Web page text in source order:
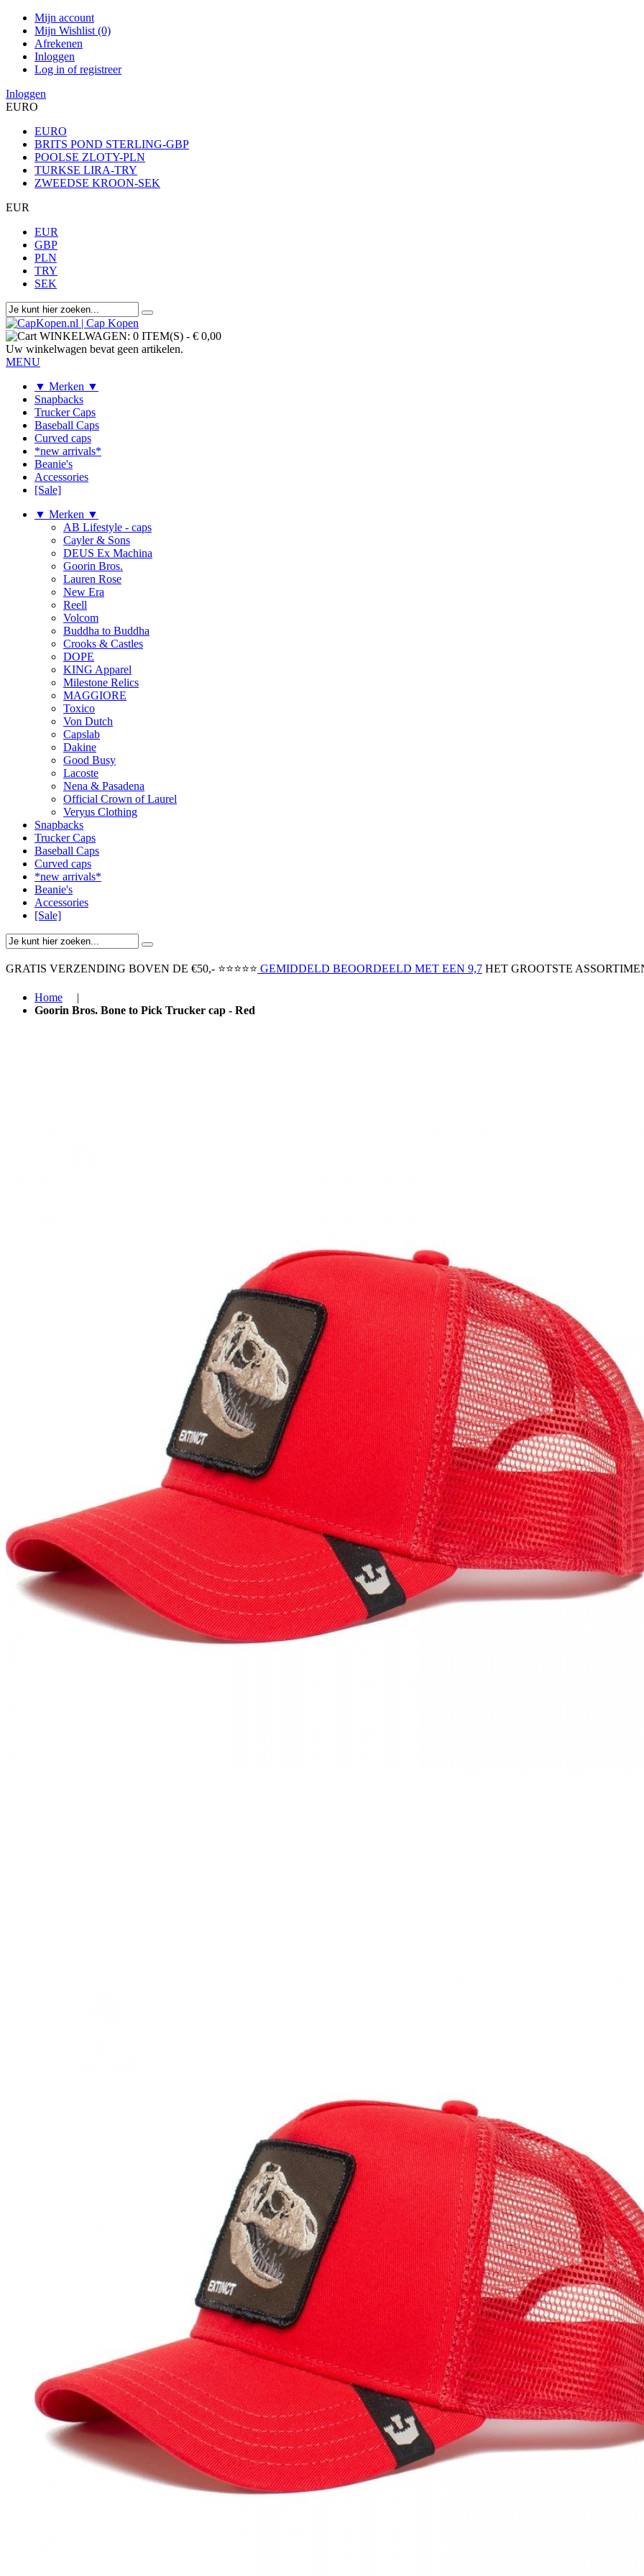
Mijn account
Mijn Wishlist (0)
Afrekenen
Inloggen
Log in of registreer
Inloggen
EURO
EURO
BRITS POND STERLING-GBP
POOLSE ZLOTY-PLN
TURKSE LIRA-TRY
ZWEEDSE KROON-SEK
EUR
EUR
GBP
PLN
TRY
SEK
WINKELWAGEN: 0 ITEM(S) - € 0,00
Uw winkelwagen bevat geen artikelen.
MENU
▼ Merken ▼
Snapbacks
Trucker Caps
Baseball Caps
Curved caps
*new arrivals*
Beanie's
Accessories
[Sale]
▼ Merken ▼
AB Lifestyle - caps
Cayler & Sons
DEUS Ex Machina
Goorin Bros.
Lauren Rose
New Era
Reell
Volcom
Buddha to Buddha
Crooks & Castles
DOPE
KING Apparel
Milestone Relics
MAGGIORE
Toxico
Von Dutch
Capslab
Dakine
Good Busy
Lacoste
Nena & Pasadena
Official Crown of Laurel
Veryus Clothing
Snapbacks
Trucker Caps
Baseball Caps
Curved caps
*new arrivals*
Beanie's
Accessories
[Sale]
GRATIS VERZENDING BOVEN ​DE €50,-​ ⭐⭐⭐⭐⭐ GEMIDDELD BEOORDEELD MET EEN 9,7 HET GROOTSTE
Home
|
Goorin Bros. Bone to Pick Trucker cap - Red